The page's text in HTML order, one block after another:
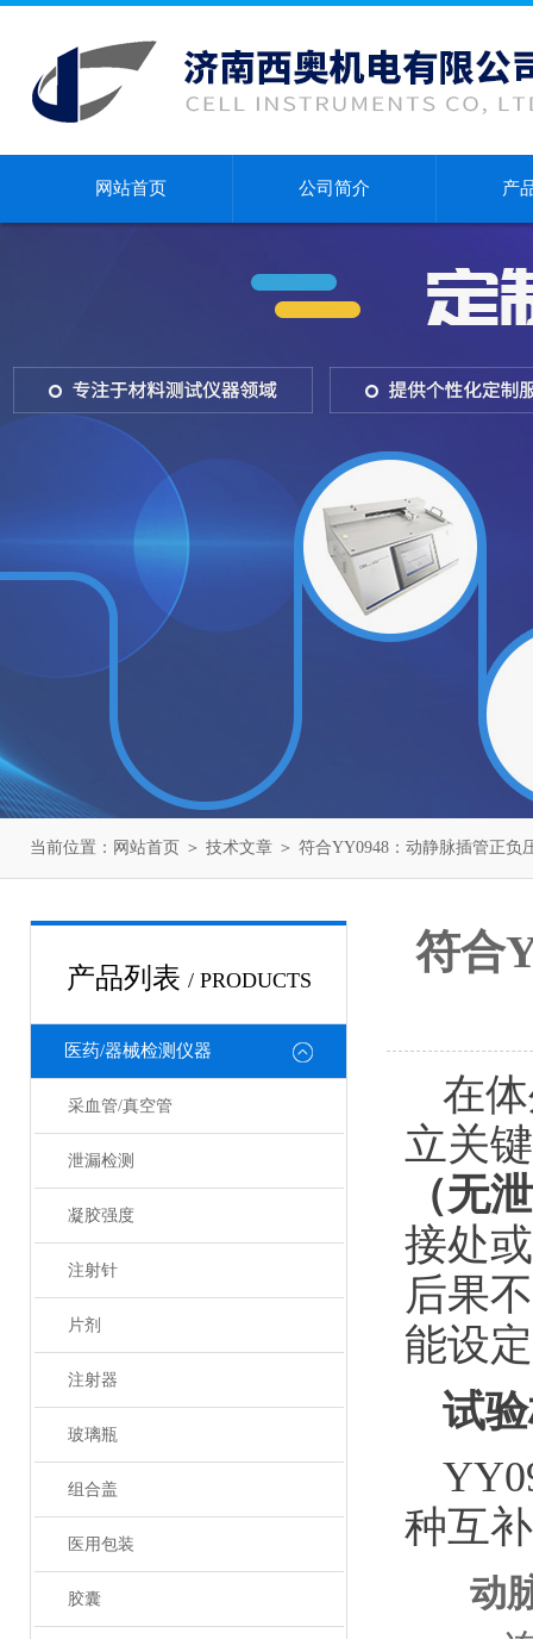
网站首页 公司简介 产
当前位置： 网站首页 ＞ 技术文章 ＞ 符合YY0948：动静脉插管正负
产品列表 / PRODUCTS
医药/器械检测仪器
采血管/真空管
泄漏检测
凝胶强度
注射针
片剂
注射器
玻璃瓶
组合盖
医用包装
胶囊
符合
在
立关
（无
接处
后果
能设
试
种互
动